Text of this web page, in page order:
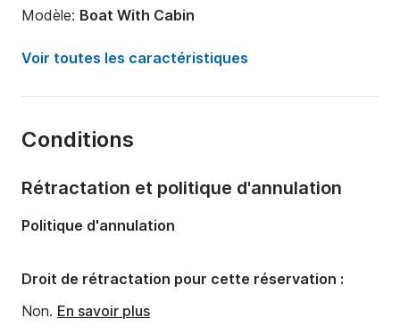
Modèle: Boat With Cabin
Puissance moteur:
Capacité à bord:
Nombre de cabines:
Voir toutes les caractéristiques
Conditions
Rétractation et politique d'annulation
Politique d'annulation
Droit de rétractation pour cette réservation :
Non. En savoir plus